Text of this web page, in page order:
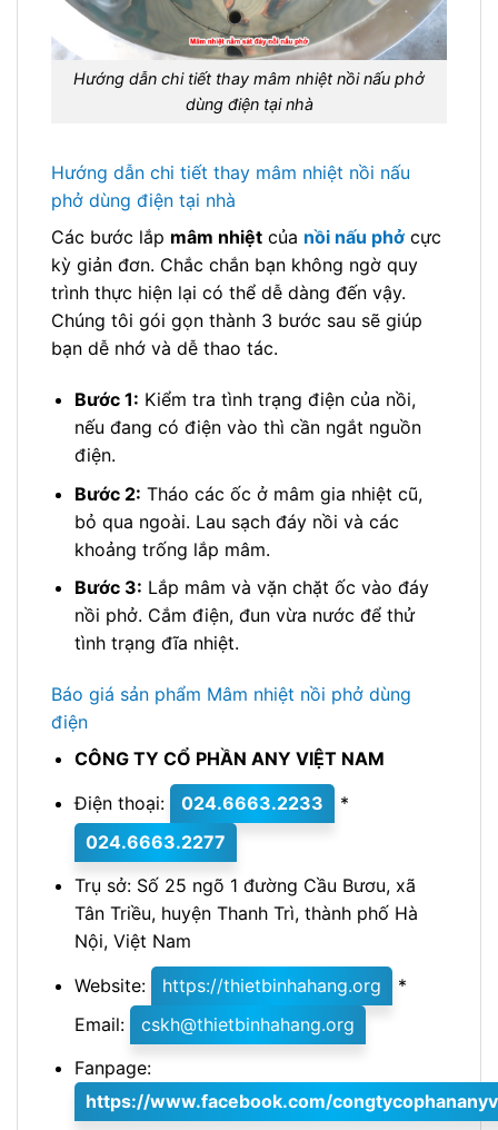
Hướng dẫn chi tiết thay mâm nhiệt nồi nấu phở
dùng điện tại nhà
Hướng dẫn chi tiết thay mâm nhiệt nồi nấu
phở dùng điện tại nhà
Các bước lắp mâm nhiệt của nồi nấu phở cực
kỳ giản đơn. Chắc chắn bạn không ngờ quy
trình thực hiện lại có thể dễ dàng đến vậy.
Chúng tôi gói gọn thành 3 bước sau sẽ giúp
bạn dễ nhớ và dễ thao tác.
Bước 1: Kiểm tra tình trạng điện của nồi,
nếu đang có điện vào thì cần ngắt nguồn
điện.
Bước 2: Tháo các ốc ở mâm gia nhiệt cũ,
bỏ qua ngoài. Lau sạch đáy nồi và các
khoảng trống lắp mâm.
Bước 3: Lắp mâm và vặn chặt ốc vào đáy
nồi phở. Cắm điện, đun vừa nước để thử
tình trạng đĩa nhiệt.
Báo giá sản phẩm Mâm nhiệt nồi phở dùng
điện
CÔNG TY CỔ PHẦN ANY VIỆT NAM
Điện thoại:
024.6663.2233
*
024.6663.2277
Trụ sở: Số 25 ngõ 1 đường Cầu Bươu, xã
Tân Triều, huyện Thanh Trì, thành phố Hà
Nội, Việt Nam
Website:
https://thietbinhahang.org
*
Email:
cskh@thietbinhahang.org
Fanpage:
https://www.facebook.com/